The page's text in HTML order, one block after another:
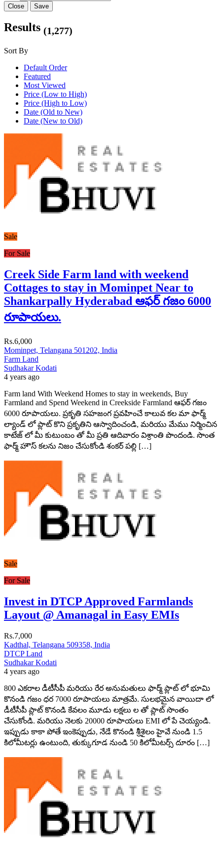
Close
Save
Results (1,277)
Sort By
Default Order
Featured
Most Viewed
Price (Low to High)
Price (High to Low)
Date (Old to New)
Date (New to Old)
Sale
For Sale
Creek Side Farm land with weekend
Cottages to stay in Mominpet Near to
Shankarpally Hyderabad ఆఫర్ గజం 6000
రూపాయలు.
Rs.6,000
Mominpet, Telangana 501202, India
Farm Land
Sudhakar Kodati
4 years ago
Farm land With Weekend Homes to stay in weekends, Buy
Farmland and Spend Weekend in Creekside Farmland ఆఫర్ గజం
6000 రూపాయలు. ప్రకృతి సహజంగ ప్రవహించే కాలువ కల మా ఫార్మ్
ల్యాండ్ లో ప్లాట్ కొని ప్రకృతిని ఆస్వాదించండి, మరియు మేము నిర్మించిన
కాటేజ్ లో మీ కుటుంబం తో మీ ప్రతి ఆదివారం విశ్రాంతి పొందండి. సొంత
ఫార్మ్ హౌస్ కలను నిజం చేసుకోండి శంకర్ పల్లి […]
Sale
For Sale
Invest in DTCP Approved Farmlands
Layout @ Amanagal in Easy EMIs
Rs.7,000
Kadthal, Telangana 509358, India
DTCP Land
Sudhakar Kodati
4 years ago
800 ఎకరాల డీటీసీపీ మరియు రేర అనుమతులు ఫార్మ్ ప్లాట్ లో భూమి
కొనండి గజం ధర 7000 రూపాయలు మాత్రమే. సులభమైన వాయిదా లో
డీటీసీపీ ప్లాట్ కొనండి కేవలం మూడు లక్షలు ల తో ప్లాట్ సొంతం
చేసుకోండి. మరియు నెలకు 20000 రూపాయలు EMI లో పే చెయ్యండి.
ఇప్పుడు కాకా పోతే ఇంకెప్పుడు, నేడే కొనండి శ్రీశైలం హైవే నుండి 1.5
కిలోమీటర్లు ఉంటుంది, తుక్కుగూడ నుండి 50 కిలోమీటర్స్ దూరం […]